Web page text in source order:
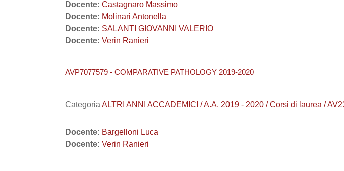
Docente: Castagnaro Massimo
Docente: Molinari Antonella
Docente: SALANTI GIOVANNI VALERIO
Docente: Verin Ranieri
AVP7077579 - COMPARATIVE PATHOLOGY 2019-2020
Categoria ALTRI ANNI ACCADEMICI / A.A. 2019 - 2020 / Corsi di laurea /
Docente: Bargelloni Luca
Docente: Verin Ranieri